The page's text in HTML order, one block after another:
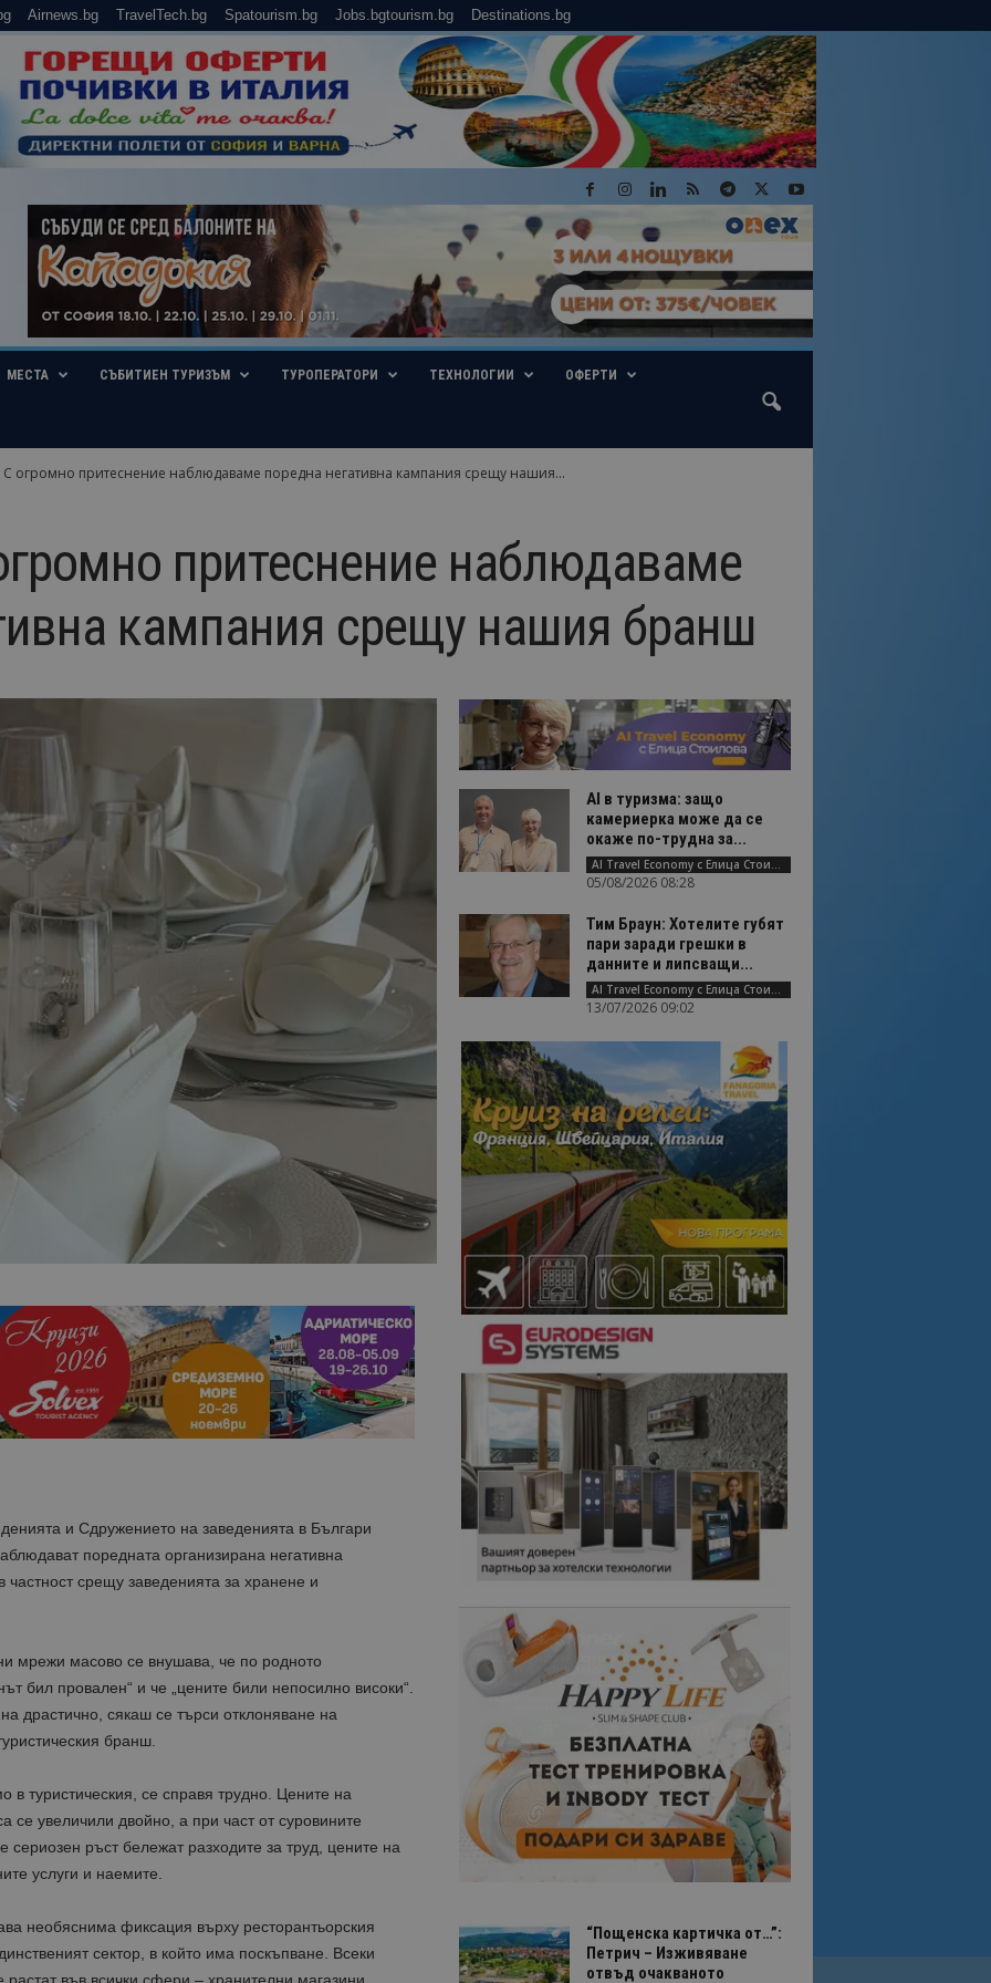
Airnews.bg TravelTech.bg Spatourism.bg Jobs.bgtourism.bg Destinations.bg
МЕСТА СЪБИТИЕН ТУРИЗЪМ ТУРОПЕРАТОРИ ТЕХНОЛОГИИ ОФЕРТИ
огромно притеснение наблюдаваме поредна негативна кампания срещу нашия...
притеснение наблюдаваме
кампания срещу нашия бранш
и Сдружението на заведенията в Българи
поредната организирана негативна
срещу заведенията за хранене и
мрежи масово се внушава, че по родното
бил провален“ и че „цените били непосилно високи“.
драстично, сякаш се търси отклоняване на
бранш.
в туристическия, се справя трудно. Цените на
се увеличили двойно, а при част от суровините
ръст бележат разходите за труд, цените на
услуги и наемите.
необяснима фиксация върху ресторантьорския
сектор, в който има поскъпване. Всеки
AI в туризма: защо
камериерка може да се
окаже по-трудна за...
AI Travel Economy с Елица Стоилова
05/08/2026 08:28
Тим Браун: Хотелите губят
пари заради грешки в
данните и липсващи...
AI Travel Economy с Елица Стоилова
13/07/2026 09:02
“Пощенска картичка от…”:
Петрич – Изживяване
отвъд очакваното